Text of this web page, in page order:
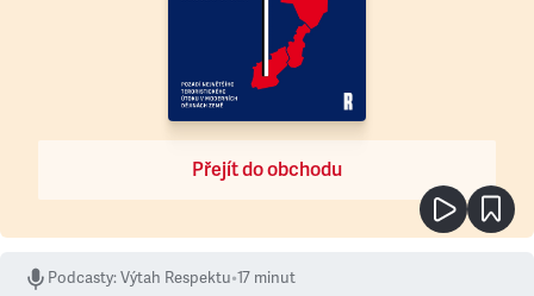
Přejít do obchodu
Podcasty:Výtah Respektu•17 minut